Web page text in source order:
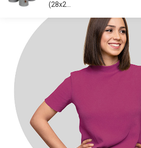
(28x2...